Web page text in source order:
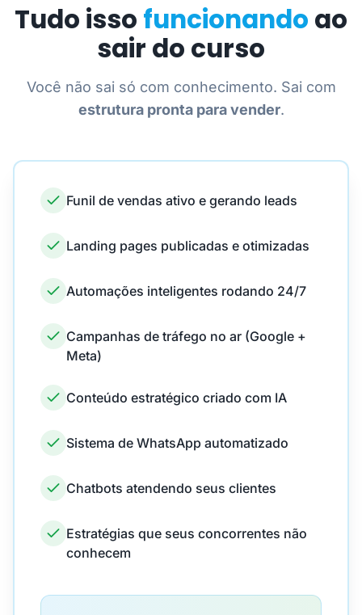
Tudo isso funcionando ao
sair do curso
Você não sai só com conhecimento. Sai com
estrutura pronta para vender.
Funil de vendas ativo e gerando leads
Landing pages publicadas e otimizadas
Automações inteligentes rodando 24/7
Campanhas de tráfego no ar (Google +
Meta)
Conteúdo estratégico criado com IA
Sistema de WhatsApp automatizado
Chatbots atendendo seus clientes
Estratégias que seus concorrentes não
conhecem